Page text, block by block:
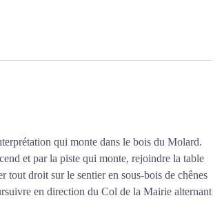
qui monte dans le bois du Molard.
et par la piste qui monte, rejoindre la table
tout droit sur le sentier en sous-bois de chênes
en direction du Col de la Mairie alternant